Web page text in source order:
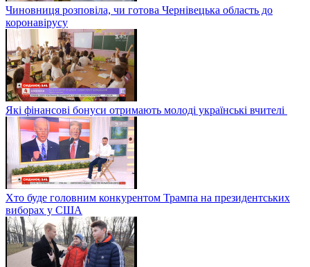
Чиновниця розповіла, чи готова Чернівецька область до
коронавірусу
Які фінансові бонуси отримають молоді українські вчителі
Хто буде головним конкурентом Трампа на президентських
виборах у США